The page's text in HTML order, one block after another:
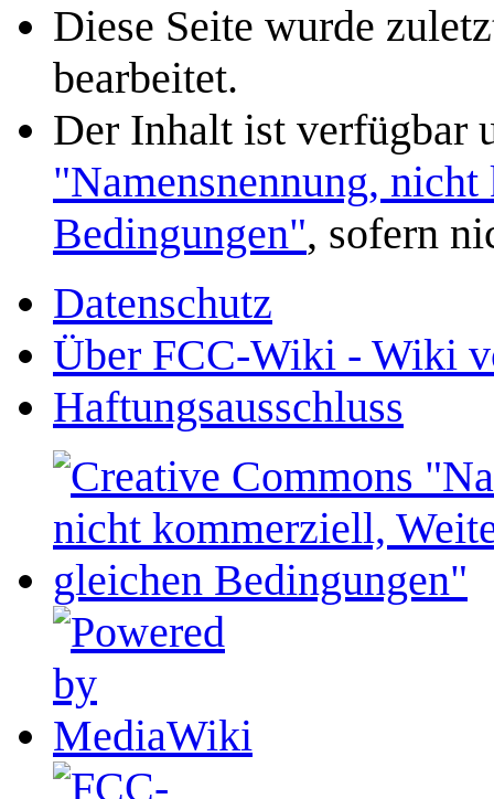
Diese Seite wurde
bearbeitet.
Der Inhalt ist verfügbar
"Namensnennung,
Bedingungen", sofern
Datenschutz
Über FCC-Wiki - Wiki
Haftungsausschluss